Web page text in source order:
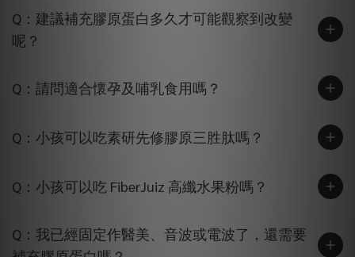
Q：建議補充膠原蛋白多久才可能觀察到改變
呢？
Q：請問適合懷孕及哺乳食用嗎？
Q：小孩可以吃素研先修膠原三胜肽嗎？
Q：小孩可以吃 FiberJuiz 高纖水果粉嗎？
Q：我已經固定作醫美、音波或電波了，還需要